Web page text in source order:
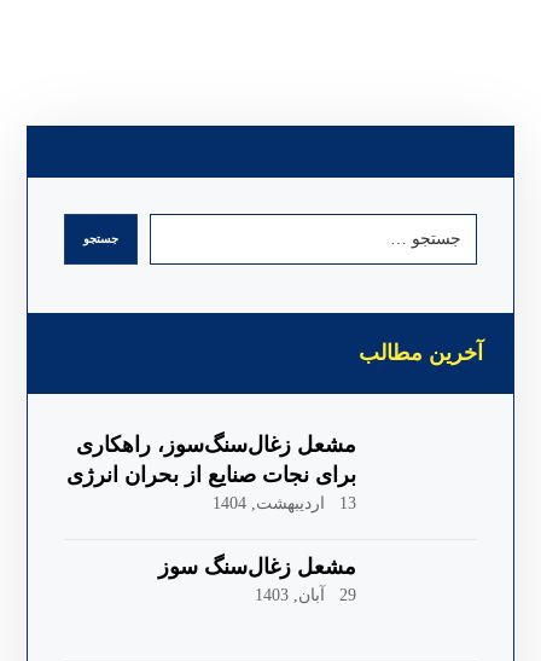
جستجو
آخرین مطالب
مشعل زغال‌سنگ‌سوز، راهکاری
برای نجات صنایع از بحران انرژی
13 اردیبهشت, 1404
مشعل زغال‌سنگ سوز
29 آبان, 1403